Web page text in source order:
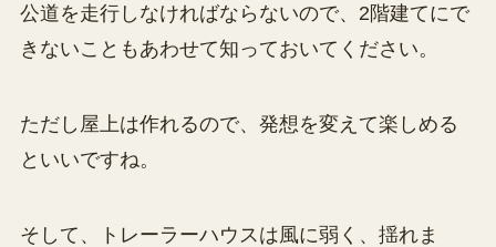
公道を走行しなければならないので、2階建てにで
きないこともあわせて知っておいてください。
ただし屋上は作れるので、発想を変えて楽しめる
といいですね。
そして、トレーラーハウスは風に弱く、揺れま